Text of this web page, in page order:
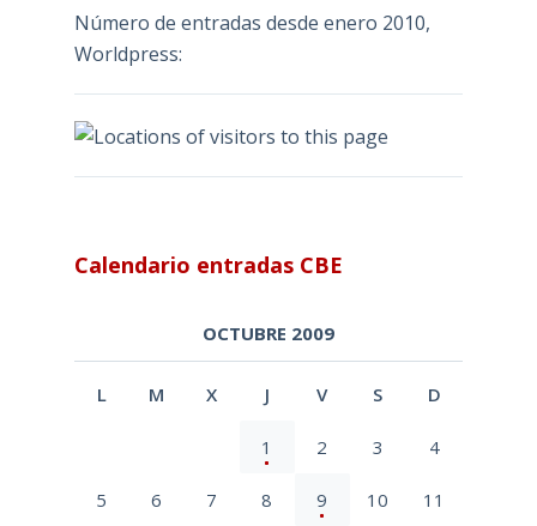
Número de entradas desde enero 2010,
Worldpress:
Calendario entradas CBE
OCTUBRE 2009
L M X J V S D
1 2 3 4
5 6 7 8 9 10 11